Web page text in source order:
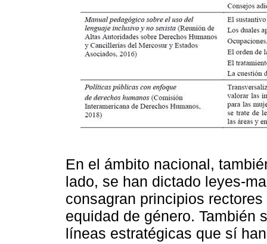
En el ámbito nacional,
lado, se han dictado leyes-
consagran principios
equidad de género. También
líneas estratégicas que sí